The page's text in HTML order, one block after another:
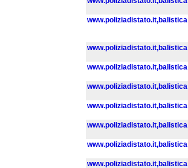
www.poliziadistato.it,balistica
www.poliziadistato.it,balistica
www.poliziadistato.it,balistica
www.poliziadistato.it,balistica
www.poliziadistato.it,balistica
www.poliziadistato.it,balistica
www.poliziadistato.it,balistica
www.poliziadistato.it,balistica